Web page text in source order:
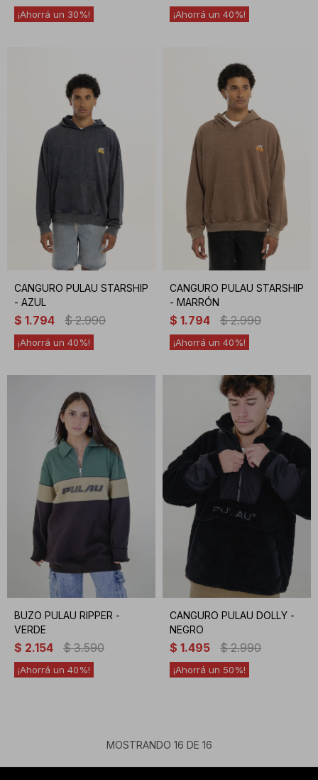
30 40
CANGURO PULAU STARSHIP
- AZUL
$ 1.794 $ 2.990
40
CANGURO PULAU STARSHIP
- MARRÓN
$ 1.794 $ 2.990
40
BUZO PULAU RIPPER -
VERDE
$ 2.154 $ 3.590
40
CANGURO PULAU DOLLY -
NEGRO
$ 1.495 $ 2.990
50
MOSTRANDO 16 DE 16